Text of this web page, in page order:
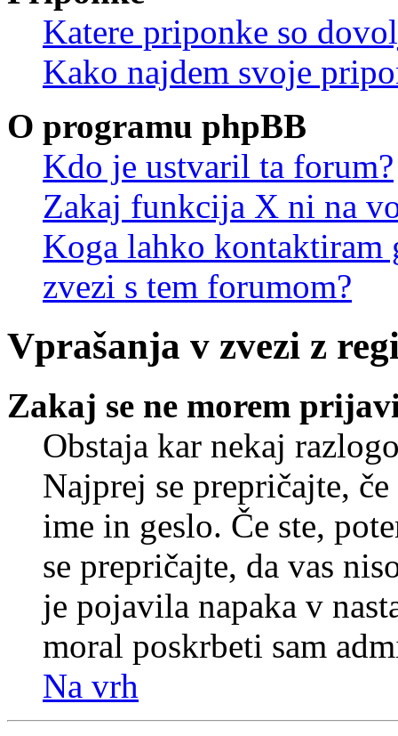
Katere priponke so
Kako najdem svoje
O programu phpBB
Kdo je ustvaril ta forum?
Zakaj funkcija X ni na
Koga lahko kontaktiram
zvezi s tem forumom?
Vprašanja v zvezi z
Zakaj se ne morem
Obstaja kar nekaj
Najprej se prepričajte,
ime in geslo. Če ste,
se prepričajte, da vas
je pojavila napaka v
moral poskrbeti sam
Na vrh